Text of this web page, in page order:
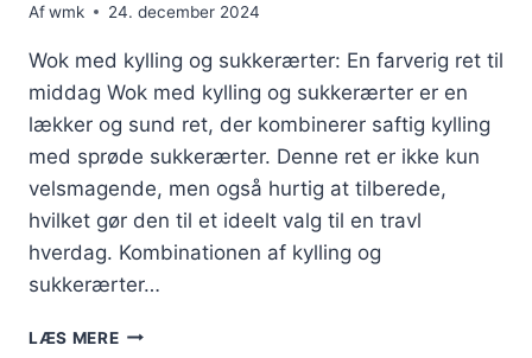
Afwmk 24. december 2024
Wok med kylling og sukkerærter: En farverig ret til
middag Wok med kylling og sukkerærter er en
lækker og sund ret, der kombinerer saftig kylling
med sprøde sukkerærter. Denne ret er ikke kun
velsmagende, men også hurtig at tilberede,
hvilket gør den til et ideelt valg til en travl
hverdag. Kombinationen af kylling og
sukkerærter…
LÆS MEREWOK